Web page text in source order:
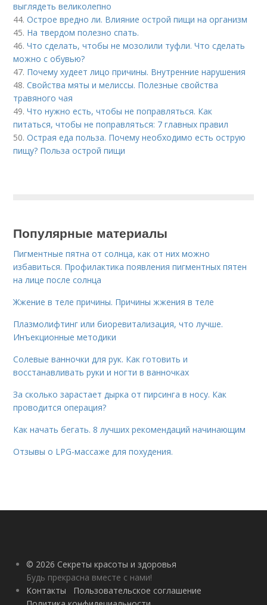
выглядеть великолепно
44.Острое вредно ли. Влияние острой пищи на организм
45. На твердом полезно спать.
46.Что сделать, чтобы не мозолили туфли. Что сделать
можно с обувью?
47. Почему худеет лицо причины. Внутренние нарушения
48.Свойства мяты и мелиссы. Полезные свойства
травяного чая
49.Что нужно есть, чтобы не поправляться. Как
питаться, чтобы не поправляться: 7 главных правил
50.Острая еда польза. Почему необходимо есть острую
пищу? Польза острой пищи
Популярные материалы
Пигментные пятна от солнца, как от них можно
избавиться. Профилактика появления пигментных пятен
на лице после солнца
Жжение в теле причины. Причины жжения в теле
Плазмолифтинг или биоревитализация, что лучше.
Инъекционные методики
Солевые ванночки для рук. Как готовить и
восстанавливать руки и ногти в ванночках
За сколько зарастает дырка от пирсинга в носу. Как
проводится операция?
Как начать бегать. 8 лучших рекомендаций начинающим
Отзывы о LPG-массаже для похудения.
© 2026 Секреты красоты и здоровья
Будь прекрасна вместе с нами!
Контакты
Пользовательское соглашение